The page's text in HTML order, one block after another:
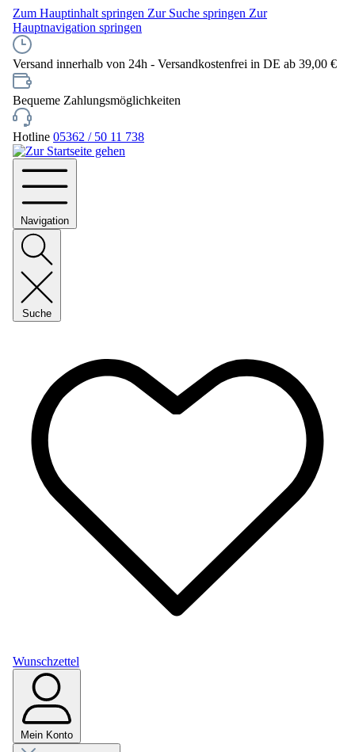
Zum Hauptinhalt springen Zur Suche springen Zur
Hauptnavigation springen
Versand innerhalb von 24h - Versandkostenfrei in DE ab 39,00 €
Bequeme Zahlungsmöglichkeiten
Hotline 05362 / 50 11 738
Navigation
Suche
Wunschzettel
Mein Konto